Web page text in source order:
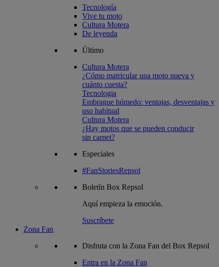
Tecnología
Vive tu moto
Cultura Motera
De leyenda
Último
Cultura Motera
¿Cómo matricular una moto nueva y
cuánto cuesta?
Tecnologia
Embrague húmedo: ventajas, desventajas y
uso habitual
Cultura Motera
¿Hay motos que se pueden conducir
sin carnet?
Especiales
#FanStoriesRepsol
Boletín Box Repsol
Aquí empieza la emoción.
Suscríbete
Zona Fan
Disfruta con la Zona Fan del Box Repsol
Entra en la Zona Fan